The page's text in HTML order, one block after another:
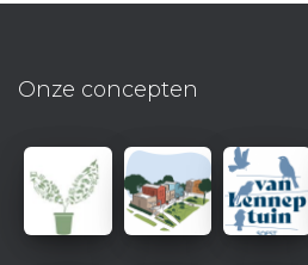
Onze concepten